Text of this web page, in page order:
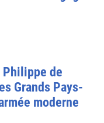
de
Grands Pays-
moderne